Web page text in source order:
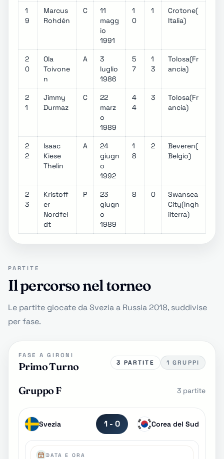
1
9
Marcus
Rohdén
C
11
magg
io
1991
1
0
1
Crotone(
Italia)
2
0
Ola
Toivone
n
A
3
luglio
1986
5
7
1
3
Tolosa(Fr
ancia)
2
1
Jimmy
Durmaz
C
22
marz
o
1989
4
4
3
Tolosa(Fr
ancia)
2
2
Isaac
Kiese
Thelin
A
24
giugn
o
1992
1
8
2
Beveren(
Belgio)
2
3
Kristoff
er
Nordfel
dt
P
23
giugn
o
1989
8 0
Swansea
City(Ingh
ilterra)
PARTITE
Il percorso nel torneo
Le partite giocate da Svezia a Russia 2018, suddivise
per fase.
FASE A GIRONI
Primo Turno 3 PARTITE 1 GRUPPI
Gruppo F 3 partite
Svezia 1 - 0 Corea del Sud
DATA E ORA